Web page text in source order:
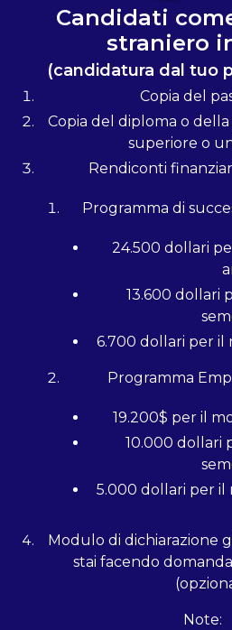
Candidati
straniero
(candidatura dal tuo
Copia del
Copia del diploma o
superiore o
Rendiconti
Programma di
24.500 dollari
13.600 dollari
6.700 dollari per il
Programma
19.200$ per il
10.000 dollari
5.000 dollari per il
Modulo di dichiarazione
stai facendo
Note: